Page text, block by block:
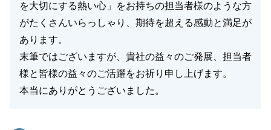
を大切にする熱い心」をお持ちの担当者様のような方
がたくさんいらっしゃり、期待を超える感動と満足が
あります。
末筆ではございますが、貴社の益々のご発展、担当者
様と皆様の益々のご活躍をお祈り申し上げます。
本当にありがとうございました。